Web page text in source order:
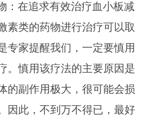
：在追求有效治疗血小板减
素类的药物进行治疗可以取
专家提醒我们，一定要慎用
。慎用该疗法的主要原因是
的副作用极大，很可能会损
因此，不到万不得已，最好